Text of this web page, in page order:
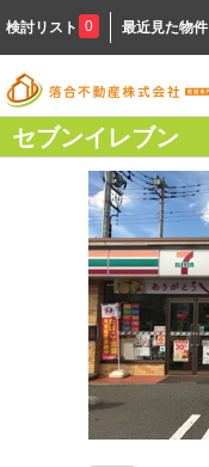
検討リスト 0 最近見た物件
セブンイレブン